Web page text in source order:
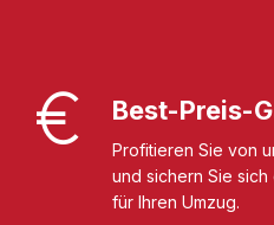
Best-Preis-
Profitieren Sie von
und sichern Sie
für Ihren Umzug.